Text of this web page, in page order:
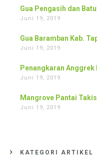
Gua Pengasih dan
Juni 19, 2019
Gua Baramban Kab.
Juni 19, 2019
Penangkaran Anggrek
Juni 19, 2019
Mangrove Pantai
Juni 19, 2019
KATEGORI ARTIKEL